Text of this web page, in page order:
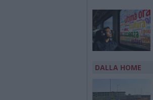
DALLA HOME